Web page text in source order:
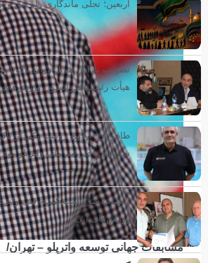
مسابقات جهانی توسعه واترپلو – تهران/
اربعین؛ تجلی ماندگاری راه حق و
تصویب پاداش مدال‌آوران
هیأت رئیسه فدراسیون ورزش‌های
طاهریان: اردوی روسیه یکی از
سال‌های اخیر تیم ملی واترپلو بود
انتصاب سرپرست کمیته فنی
ورزش‌های آبی